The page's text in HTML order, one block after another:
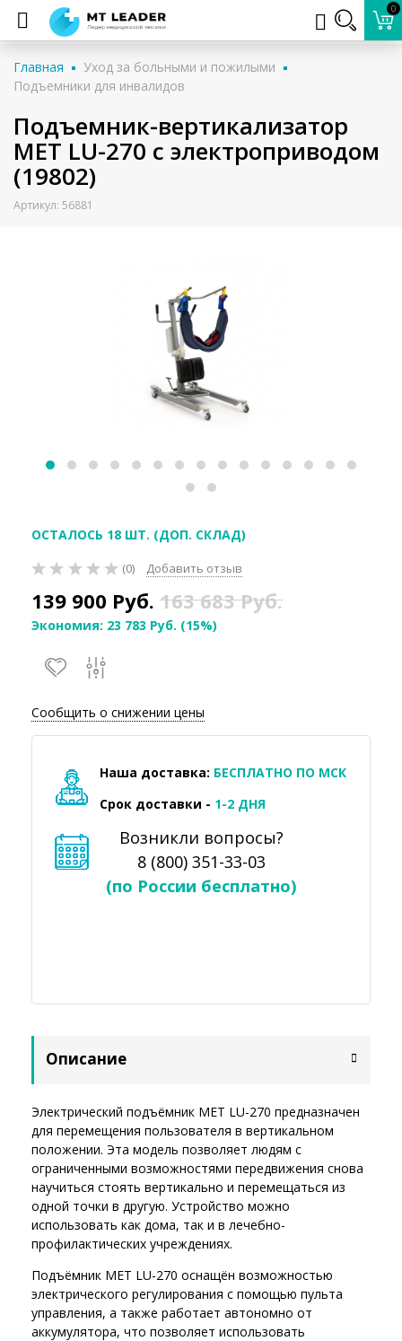
0
Главная
Уход за больными и пожилыми
Подъемники для инвалидов
Подъемник-вертикализатор
MET LU-270 с электроприводом
(19802)
Артикул: 56881
ОСТАЛОСЬ 18 ШТ. (ДОП. СКЛАД)
(0) Добавить отзыв
139 900 Руб. 163 683Руб.
Экономия: 23 783 Руб. (15%)
Сообщить о снижении цены
Наша доставка: БЕСПЛАТНО ПО МСК
Срок доставки - 1-2 ДНЯ
Возникли вопросы?
8 (800) 351-33-03
(по России бесплатно)
Описание
Электрический подъёмник MET LU-270 предназначен
для перемещения пользователя в вертикальном
положении. Эта модель позволяет людям с
ограниченными возможностями передвижения снова
научиться стоять вертикально и перемещаться из
одной точки в другую. Устройство можно
использовать как дома, так и в лечебно-
профилактических учреждениях.
Подъёмник MET LU-270 оснащён возможностью
электрического регулирования с помощью пульта
управления, а также работает автономно от
аккумулятора, что позволяет использовать